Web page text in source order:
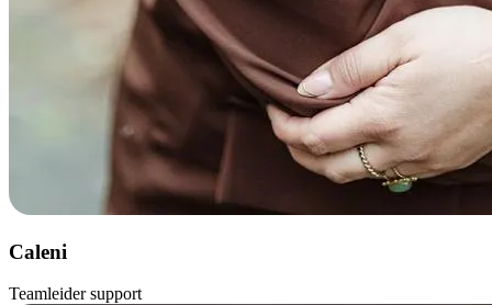
Caleni
Teamleider support